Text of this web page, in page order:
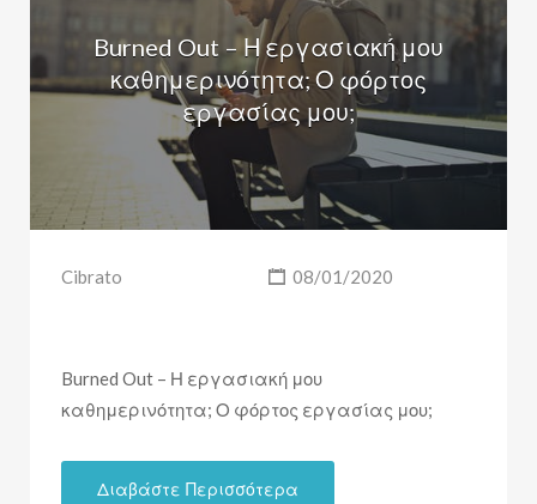
Burned Out – Η εργασιακή μου
καθημερινότητα; Ο φόρτος
εργασίας μου;
Cibrato 08/01/2020
Burned Out – Η εργασιακή μου
καθημερινότητα; Ο φόρτος εργασίας μου;
Διαβάστε Περισσότερα